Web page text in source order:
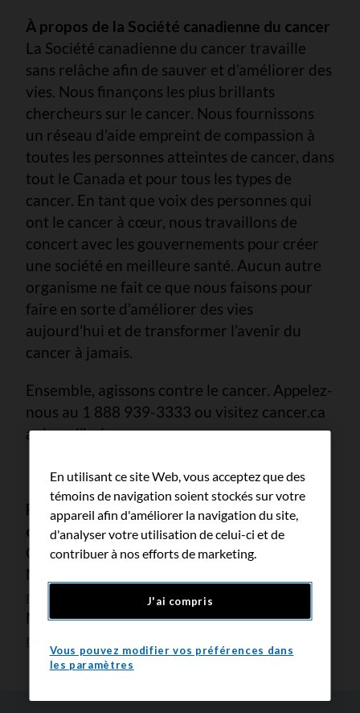
À propos de la Société canadienne du cancer
La Société canadienne du cancer travaille
sans relâche afin de sauver et d’améliorer des
vies. Nous finançons les plus brillants
chercheurs sur le cancer. Nous fournissons
un réseau d’aide empreint de compassion à
toutes les personnes atteintes de cancer, dans
tout le Canada et pour tous les types de
cancer. En tant que voix des personnes qui
ont le cancer à cœur, nous travaillons de
concert avec les gouvernements pour créer
une société en meilleure santé. Aucun autre
organisme ne fait ce que nous faisons pour
faire en sorte d’améliorer des vies
aujourd’hui et de transformer l’avenir du
cancer à jamais.
Ensemble, agissons contre le cancer. Appelez-
nous au 1 888 939-3333 ou visitez cancer.ca
aujourd’hui.
-30-
Pour plus d’information, veuillez
communiquer avec :
Contacts de DIFOLCO Communications
Magalie Difolco Comtois —
magalie@difolco.ca
Maude Hatto-Morissette —
maude@difolco.ca
En utilisant ce site Web, vous acceptez que des
témoins de navigation soient stockés sur votre
appareil afin d'améliorer la navigation du site,
d'analyser votre utilisation de celui-ci et de
contribuer à nos efforts de marketing.
J'ai compris
Vous pouvez modifier vos préférences dans
les paramètres